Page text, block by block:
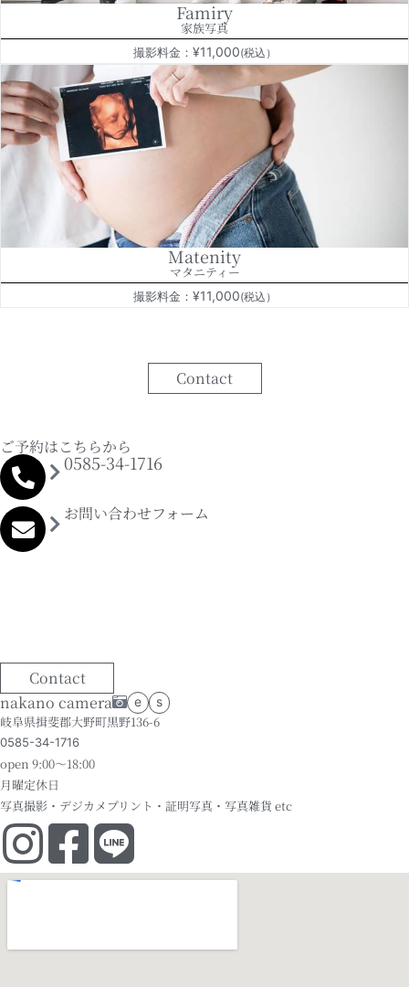
Famiry
家族写真
撮影料金： ¥11,000(税込）
Matenity
マタニティー
撮影料金： ¥11,000(税込）
Contact
0585-34-1716
ご予約はこちらから
お問い合わせフォーム
Contact
nakano camera
e s
岐阜県揖斐郡大野町黒野136-6
0585-34-1716
open 9:00～18:00
月曜定休日
写真撮影・デジカメプリント・証明写真・写真雑貨 etc